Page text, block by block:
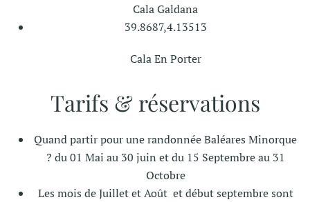
Cala Galdana
39.8687,4.13513
Cala En Porter
Tarifs & réservations
Quand partir pour une randonnée Baléares Minorque
? du 01 Mai au 30 juin et du 15 Septembre au 31
Octobre
Les mois de Juillet et Août et début septembre sont